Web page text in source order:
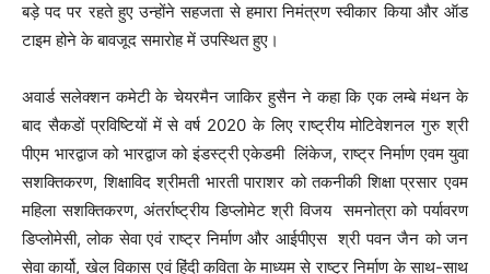
बड़े पद पर रहते हुए उन्होंने सहजता से हमारा निमंत्रण स्वीकार किया और ऑड
टाइम होने के बावजूद समारोह में उपस्थित हुए।
अवार्ड सलेक्शन कमेटी के चेयरमैन जाकिर हुसैन ने कहा कि एक लम्बे मंथन के
बाद सैकडों प्रविष्टियों में से वर्ष 2020 के लिए राष्ट्रीय मोटिवेशनल गुरु श्री
पीएम भारद्वाज को भारद्वाज को इंडस्ट्री एकेडमी लिंकेज, राष्ट्र निर्माण एवम युवा
सशक्तिकरण, शिक्षाविद श्रीमती भारती पाराशर को तकनीकी शिक्षा प्रसार एवम
महिला सशक्तिकरण, अंतर्राष्ट्रीय डिप्लोमेट श्री विजय समनोत्रा को पर्यावरण
डिप्लोमेसी, लोक सेवा एवं राष्ट्र निर्माण और आईपीएस श्री पवन जैन को जन
सेवा कार्यो, खेल विकास एवं हिंदी कविता के माध्यम से राष्ट्र निर्माण के साथ-साथ